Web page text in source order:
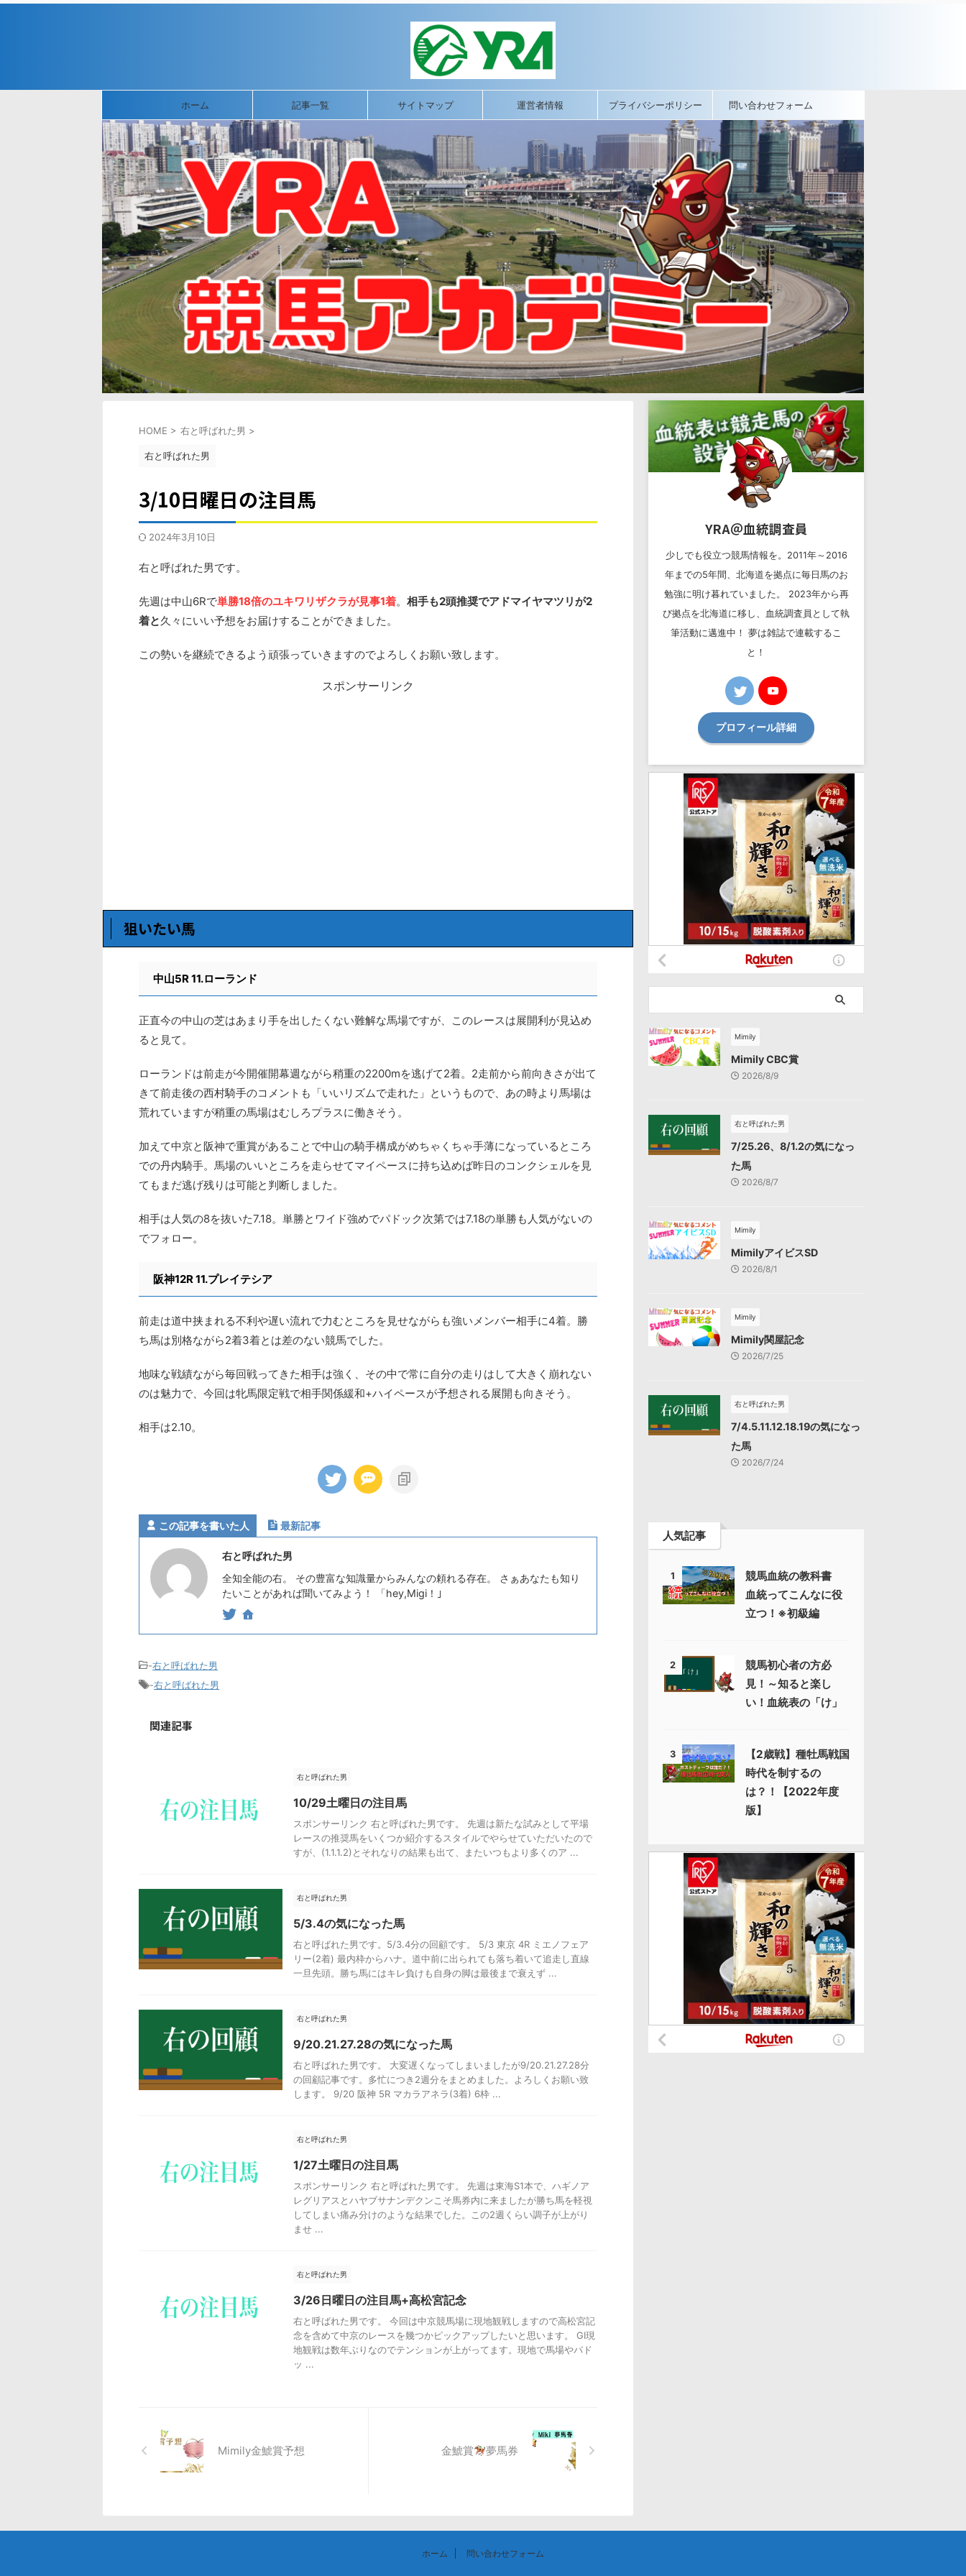
ホーム 記事一覧 サイトマップ 運営者情報 プライバシーポリシー 問い合わせフォーム
HOME > 右と呼ばれた男 >
右と呼ばれた男
3/10日曜日の注目馬
2024年3月10日
右と呼ばれた男です。
先週は中山6Rで単勝18倍のユキワリザクラが見事1着。 相手も2頭推奨でアドマイヤマツリが2
着と久々にいい予想をお届けすることができました。
この勢いを継続できるよう頑張っていきますのでよろしくお願い致します。
スポンサーリンク
狙いたい馬
中山5R 11.ローランド
正直今の中山の芝はあまり手を出したくない難解な馬場ですが、このレースは展開利が見込め
ると見て。
ローランドは前走が今開催開幕週ながら稍重の2200mを逃げて2着。2走前から前向きさが出て
きて前走後の西村騎手のコメントも「いいリズムで走れた」というもので、あの時より馬場は
荒れていますが稍重の馬場はむしろプラスに働きそう。
加えて中京と阪神で重賞があることで中山の騎手構成がめちゃくちゃ手薄になっているところ
での丹内騎手。馬場のいいところを走らせてマイペースに持ち込めば昨日のコンクシェルを見
てもまだ逃げ残りは可能と判断しました。
相手は人気の8を抜いた7.18。単勝とワイド強めでパドック次第では7.18の単勝も人気がないの
でフォロー。
阪神12R 11.プレイテシア
前走は道中挟まれる不利や遅い流れで力むところを見せながらも強いメンバー相手に4着。勝
ち馬は別格ながら2着3着とは差のない競馬でした。
地味な戦績ながら毎回戦ってきた相手は強く、その中で常に自分の走りはして大きく崩れない
のは魅力で、今回は牝馬限定戦で相手関係緩和+ハイペースが予想される展開も向きそう。
相手は2.10。
この記事を書いた人 最新記事
右と呼ばれた男
全知全能の右。 その豊富な知識量からみんなの頼れる存在。 さぁあなたも知り
たいことがあれば聞いてみよう！ 「hey,Migi！｣
-右と呼ばれた男
-右と呼ばれた男
関連記事
右と呼ばれた男
10/29土曜日の注目馬
スポンサーリンク 右と呼ばれた男です。 先週は新たな試みとして平場
レースの推奨馬をいくつか紹介するスタイルでやらせていただいたので
すが、(1.1.1.2)とそれなりの結果も出て、またいつもより多くのア ...
右と呼ばれた男
5/3.4の気になった馬
右と呼ばれた男です。5/3.4分の回顧です。 5/3 東京 4R ミエノフェア
リー(2着) 最内枠からハナ。道中前に出られても落ち着いて追走し直線
一旦先頭。勝ち馬にはキレ負けも自身の脚は最後まで衰えず ...
右と呼ばれた男
9/20.21.27.28の気になった馬
右と呼ばれた男です。 大変遅くなってしまいましたが9/20.21.27.28分
の回顧記事です。多忙につき2週分をまとめました。よろしくお願い致
します。 9/20 阪神 5R マカラアネラ(3着) 6枠 ...
右と呼ばれた男
1/27土曜日の注目馬
スポンサーリンク 右と呼ばれた男です。 先週は東海S1本で、ハギノア
レグリアスとハヤブサナンデクンこそ馬券内に来ましたが勝ち馬を軽視
してしまい痛み分けのような結果でした。この2週くらい調子が上がり
ませ ...
右と呼ばれた男
3/26日曜日の注目馬+高松宮記念
右と呼ばれた男です。 今回は中京競馬場に現地観戦しますので高松宮記
念を含めて中京のレースを幾つかピックアップしたいと思います。 GⅠ現
地観戦は数年ぶりなのでテンションが上がってます。現地で馬場やパド
ッ ...
Mimily金鯱賞予想 金鯱賞 夢馬券
YRA＠血統調査員
少しでも役立つ競馬情報を。2011年～2016
年までの5年間、北海道を拠点に毎日馬のお
勉強に明け暮れていました。 2023年から再
び拠点を北海道に移し、血統調査員として執
筆活動に邁進中！ 夢は雑誌で連載するこ
と！
プロフィール詳細
Mimily
Mimily CBC賞
2026/8/9
右と呼ばれた男
7/25.26、8/1.2の気になっ
た馬
2026/8/7
Mimily
MimilyアイビスSD
2026/8/1
Mimily
Mimily関屋記念
2026/7/25
右と呼ばれた男
7/4.5.11.12.18.19の気になっ
た馬
2026/7/24
人気記事
1
競馬血統の教科書
血統ってこんなに役
立つ！※初級編
2
競馬初心者の方必
見！～知ると楽し
い！血統表の「け」
3
【2歳戦】種牡馬戦国
時代を制するの
は？！【2022年度
版】
ホーム 問い合わせフォーム